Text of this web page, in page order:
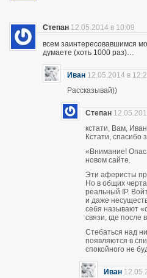
Степан 12.05.2014 в 10:09
всем заинтересовавшимся
думаете (хоть 1000 раз)…
Иван 12.05.2014 в
Рассказывай))
Степан
кстати, Вам,
Кстати, спасибо
«Внимание!
новом сайте.
Эти аферисты
Но в общих
реальный IP.
и даже
себя называют
связи, где после
Стебаться над
появляются в
спокойного не
Иван